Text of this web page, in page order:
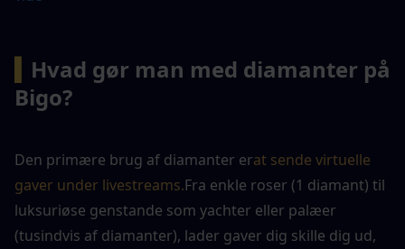
Hvad gør man med diamanter på
Bigo?
Den primære brug af diamanter erat sende virtuelle
gaver under livestreams.Fra enkle roser (1 diamant) til
luksuriøse genstande som yachter eller palæer
(tusindvis af diamanter), lader gaver dig skille dig ud,